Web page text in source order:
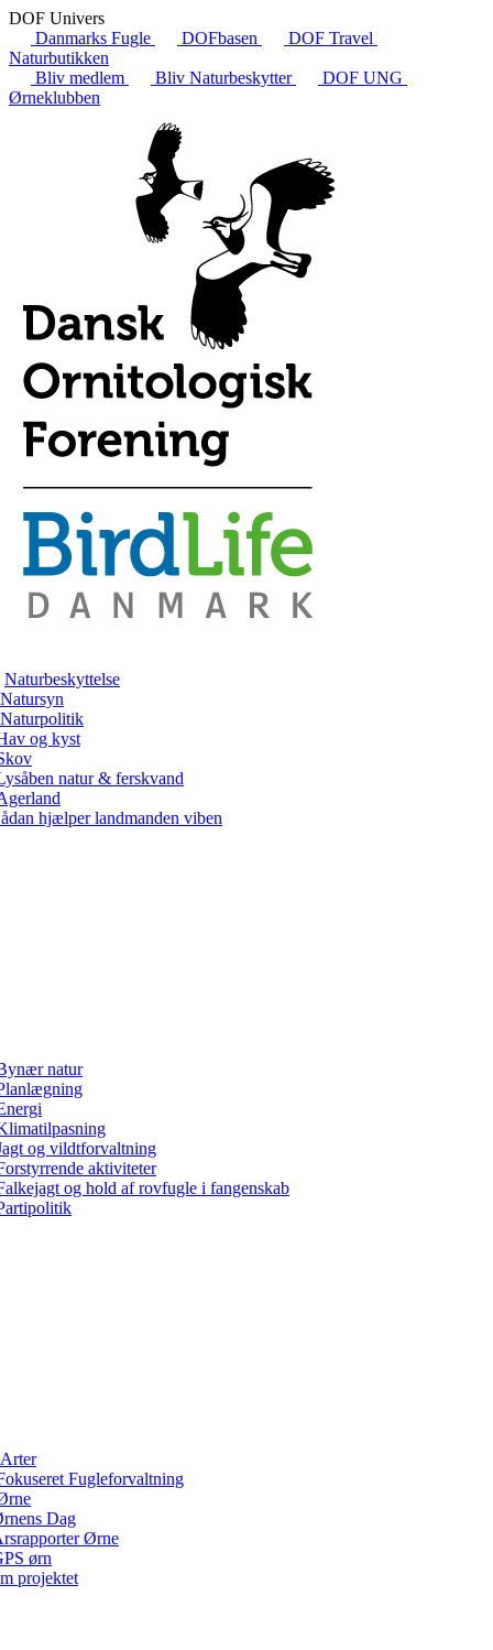
DOF Univers
Danmarks Fugle
DOFbasen
DOF Travel
Naturbutikken
Bliv medlem
Bliv Naturbeskytter
DOF UNG
Ørneklubben
Naturbeskyttelse
Natursyn
Naturpolitik
og kyst
natur & ferskvand
hjælper landmanden viben
natur
og vildtforvaltning
aktiviteter
og hold af rovfugle i fangenskab
Arter
Fugleforvaltning
Dag
Ørne
ørn
projektet